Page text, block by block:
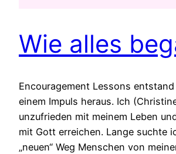
Wie alles
Encouragement Lessons
einem Impuls heraus. Ich
unzufrieden mit meinem Leben
mit Gott erreichen. Lange suchte
„neuen“ Weg Menschen von